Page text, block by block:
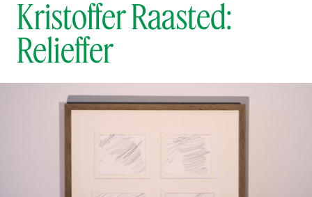
Kristoffer Raasted:
Relieffer